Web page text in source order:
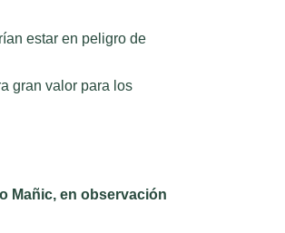
estar en peligro de
gran valor para los
Mañic, en observación